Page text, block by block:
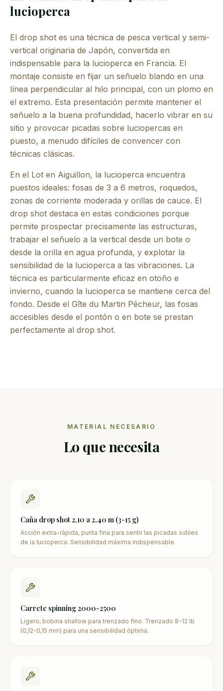
lucioperca
El drop shot es una técnica de pesca vertical y semi-
vertical originaria de Japón, convertida en
indispensable para la lucioperca en Francia. El
montaje consiste en fijar un señuelo blando en una
línea perpendicular al hilo principal, con un plomo en
el extremo. Esta presentación permite mantener el
señuelo a la buena profundidad, hacerlo vibrar en su
sitio y provocar picadas sobre luciopercas en
puesto, a menudo difíciles de convencer con
técnicas clásicas.
En el Lot en Aiguillon, la lucioperca encuentra
puestos ideales: fosas de 3 a 6 metros, roquedos,
zonas de corriente moderada y orillas de cauce. El
drop shot destaca en estas condiciones porque
permite prospectar precisamente las estructuras,
trabajar el señuelo a la vertical desde un bote o
desde la orilla en agua profunda, y explotar la
sensibilidad de la lucioperca a las vibraciones. La
técnica es particularmente eficaz en otoño e
invierno, cuando la lucioperca se mantiene cerca del
fondo. Desde el Gîte du Martin Pêcheur, las fosas
accesibles desde el pontón o en bote se prestan
perfectamente al drop shot.
MATERIAL NECESARIO
Lo que necesita
Caña drop shot 2,10 a 2,40 m (3-15 g)
Acción extra-rápida, punta fina para sentir las picadas sutiles
de la lucioperca. Sensibilidad máxima indispensable.
Carrete spinning 2000-2500
Ligero, bobina shallow para trenzado fino. Trenzado 8-12 lb
(0,12-0,15 mm) para una sensibilidad óptima.